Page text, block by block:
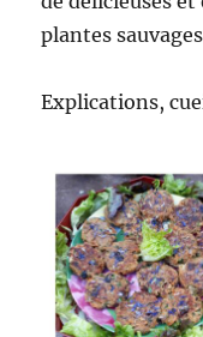
plantes
Explications,